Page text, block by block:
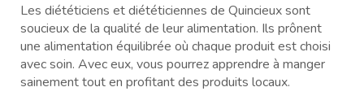
Les diététiciens et diététiciennes de Quincieux sont
soucieux de la qualité de leur alimentation. Ils prônent
une alimentation équilibrée où chaque produit est choisi
avec soin. Avec eux, vous pourrez apprendre à manger
sainement tout en profitant des produits locaux.